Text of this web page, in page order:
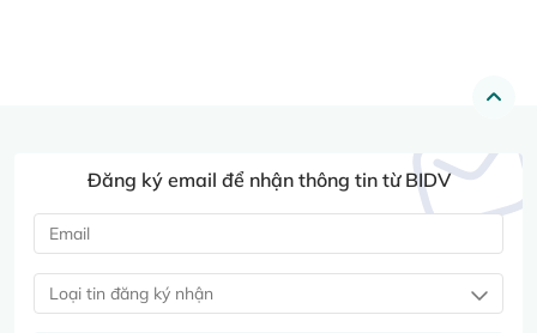
Đăng ký email để nhận thông tin từ BIDV
Loại tin đăng ký nhận